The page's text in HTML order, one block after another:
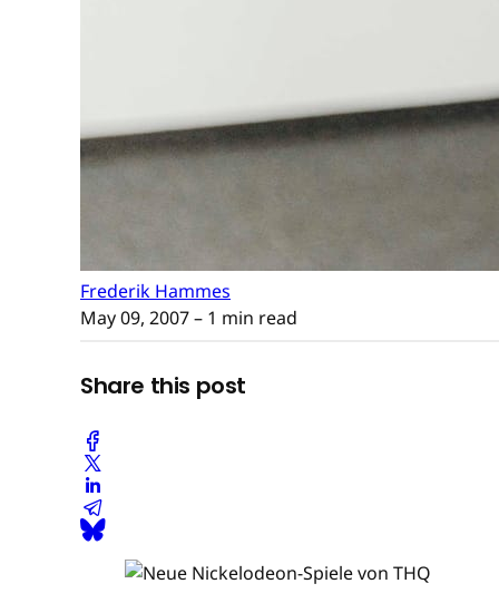
Frederik Hammes
May 09, 2007– 1 min read
Share this post